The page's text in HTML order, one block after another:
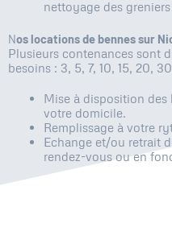
nettoyage des greniers
Nos locations de bennes sur
Plusieurs contenances sont
besoins : 3, 5, 7, 10, 15, 20,
Mise à disposition des
votre domicile.
Remplissage à votre
Echange et/ou retrait
rendez-vous ou en